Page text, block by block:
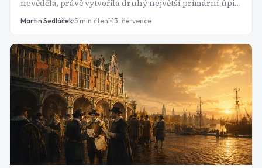
nevěděla, právě vytvořila druhý největší primární úpis
akcií v historii amerického trhu.
Martin Sedláček 5 min čtení 13. července